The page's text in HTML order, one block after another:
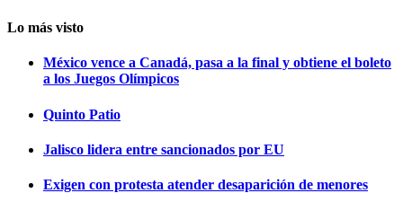
Lo más visto
México vence a Canadá, pasa a la final y obtiene el boleto
a los Juegos Olímpicos
Quinto Patio
Jalisco lidera entre sancionados por EU
Exigen con protesta atender desaparición de menores